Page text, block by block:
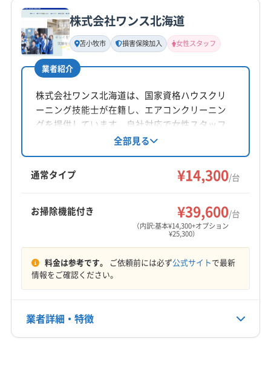
株式会社ワンス北海道
苫小牧市 損害保険加入 女性スタッフ
業者紹介
株式会社ワンス北海道は、国家資格ハウスクリ
ーニング技能士が在籍し、エアコンクリーニン
グを提供しています。自社対応で女性スタッフ
の同行も可能。損害保険加入済みです。基本料
金14,300円からで、お掃除機能付きや室外機洗浄
などのオプションも充実。苫小牧市を中心に幅
広いエリアに対応しています。
全部見る
通常タイプ ¥14,300/台
お掃除機能付き ¥39,600/台
（内訳:基本¥14,300+オプション
¥25,300）
料金は参考です。 ご依頼前には必ず公式サイトで最新
情報をご確認ください。
業者詳細・特徴